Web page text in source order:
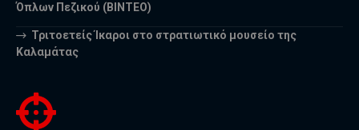
Όπλων Πεζικού (ΒΙΝΤΕΟ)
Τριτοετείς Ίκαροι στο στρατιωτικό μουσείο της
Καλαμάτας